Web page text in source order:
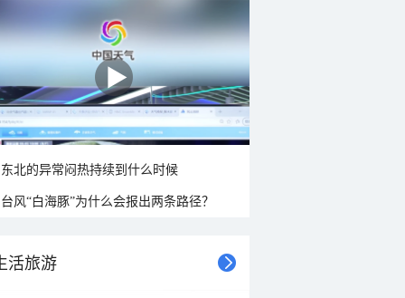
东北的异常闷热持续到什么时候
台风“白海豚”为什么会报出两条路径？
活旅游